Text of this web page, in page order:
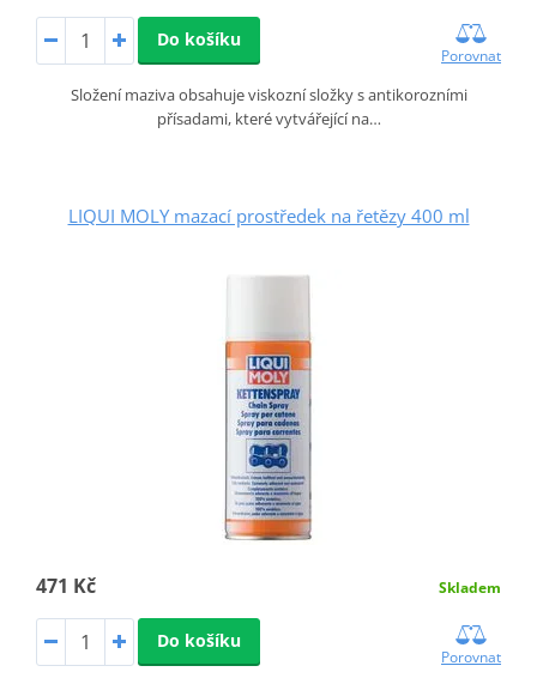
Do košíku
Porovnat
Složení maziva obsahuje viskozní složky s antikorozními
přísadami, které vytvářející na…
LIQUI MOLY mazací prostředek na řetězy 400 ml
471 Kč Skladem
Do košíku
Porovnat